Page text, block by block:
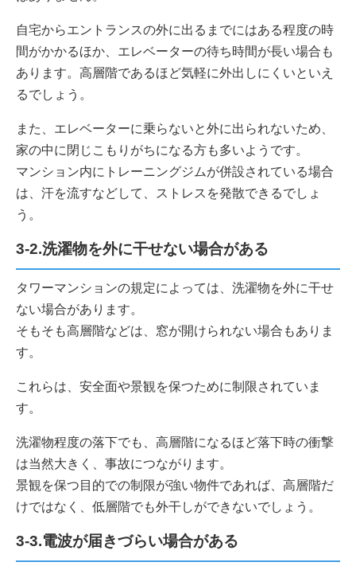
自宅からエントランスの外に出るまでにはある程度の時
間がかかるほか、エレベーターの待ち時間が長い場合も
あります。高層階であるほど気軽に外出しにくいといえ
るでしょう。
また、エレベーターに乗らないと外に出られないため、
家の中に閉じこもりがちになる方も多いようです。
マンション内にトレーニングジムが併設されている場合
は、汗を流すなどして、ストレスを発散できるでしょ
う。
3-2.洗濯物を外に干せない場合がある
タワーマンションの規定によっては、洗濯物を外に干せ
ない場合があります。
そもそも高層階などは、窓が開けられない場合もありま
す。
これらは、安全面や景観を保つために制限されていま
す。
洗濯物程度の落下でも、高層階になるほど落下時の衝撃
は当然大きく、事故につながります。
景観を保つ目的での制限が強い物件であれば、高層階だ
けではなく、低層階でも外干しができないでしょう。
3-3.電波が届きづらい場合がある